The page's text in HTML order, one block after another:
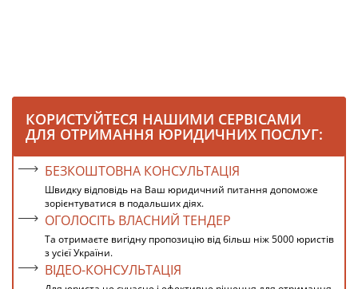
КОРИСТУЙТЕСЯ НАШИМИ СЕРВІСАМИ
ДЛЯ ОТРИМАННЯ ЮРИДИЧНИХ ПОСЛУГ:
БЕЗКОШТОВНА КОНСУЛЬТАЦІЯ
Швидку відповідь на Ваш юридичний питання допоможе
зорієнтуватися в подальших діях.
ОГОЛОСІТЬ ВЛАСНИЙ ТЕНДЕР
Та отримаєте вигідну пропозицію від більш ніж 5000 юристів
з усієї України.
ВІДЕО-КОНСУЛЬТАЦІЯ